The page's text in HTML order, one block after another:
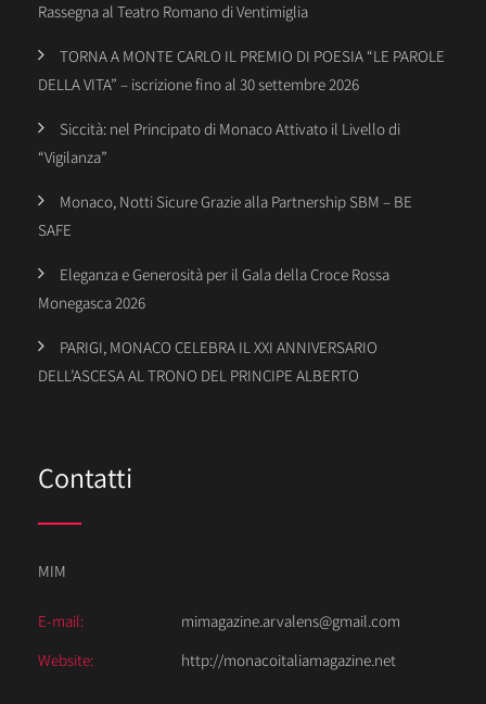
Rassegna al Teatro Romano di Ventimiglia
TORNA A MONTE CARLO IL PREMIO DI POESIA “LE PAROLE
DELLA VITA” – iscrizione fino al 30 settembre 2026
Siccità: nel Principato di Monaco Attivato il Livello di
“Vigilanza”
Monaco, Notti Sicure Grazie alla Partnership SBM – BE
SAFE
Eleganza e Generosità per il Gala della Croce Rossa
Monegasca 2026
PARIGI, MONACO CELEBRA IL XXI ANNIVERSARIO
DELL’ASCESA AL TRONO DEL PRINCIPE ALBERTO
Contatti
MIM
E-mail:
mimagazine.arvalens@gmail.com
Website:
http://monacoitaliamagazine.net